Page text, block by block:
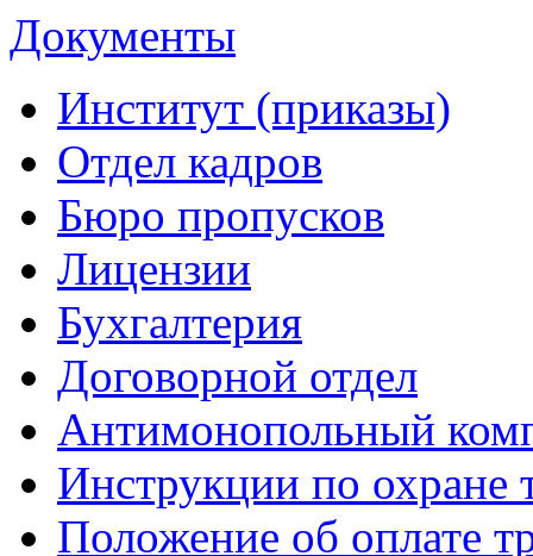
Документы
Институт (приказы)
Отдел кадров
Бюро пропусков
Лицензии
Бухгалтерия
Договорной отдел
Антимонопольный
Инструкции по охране
Положение об оплате